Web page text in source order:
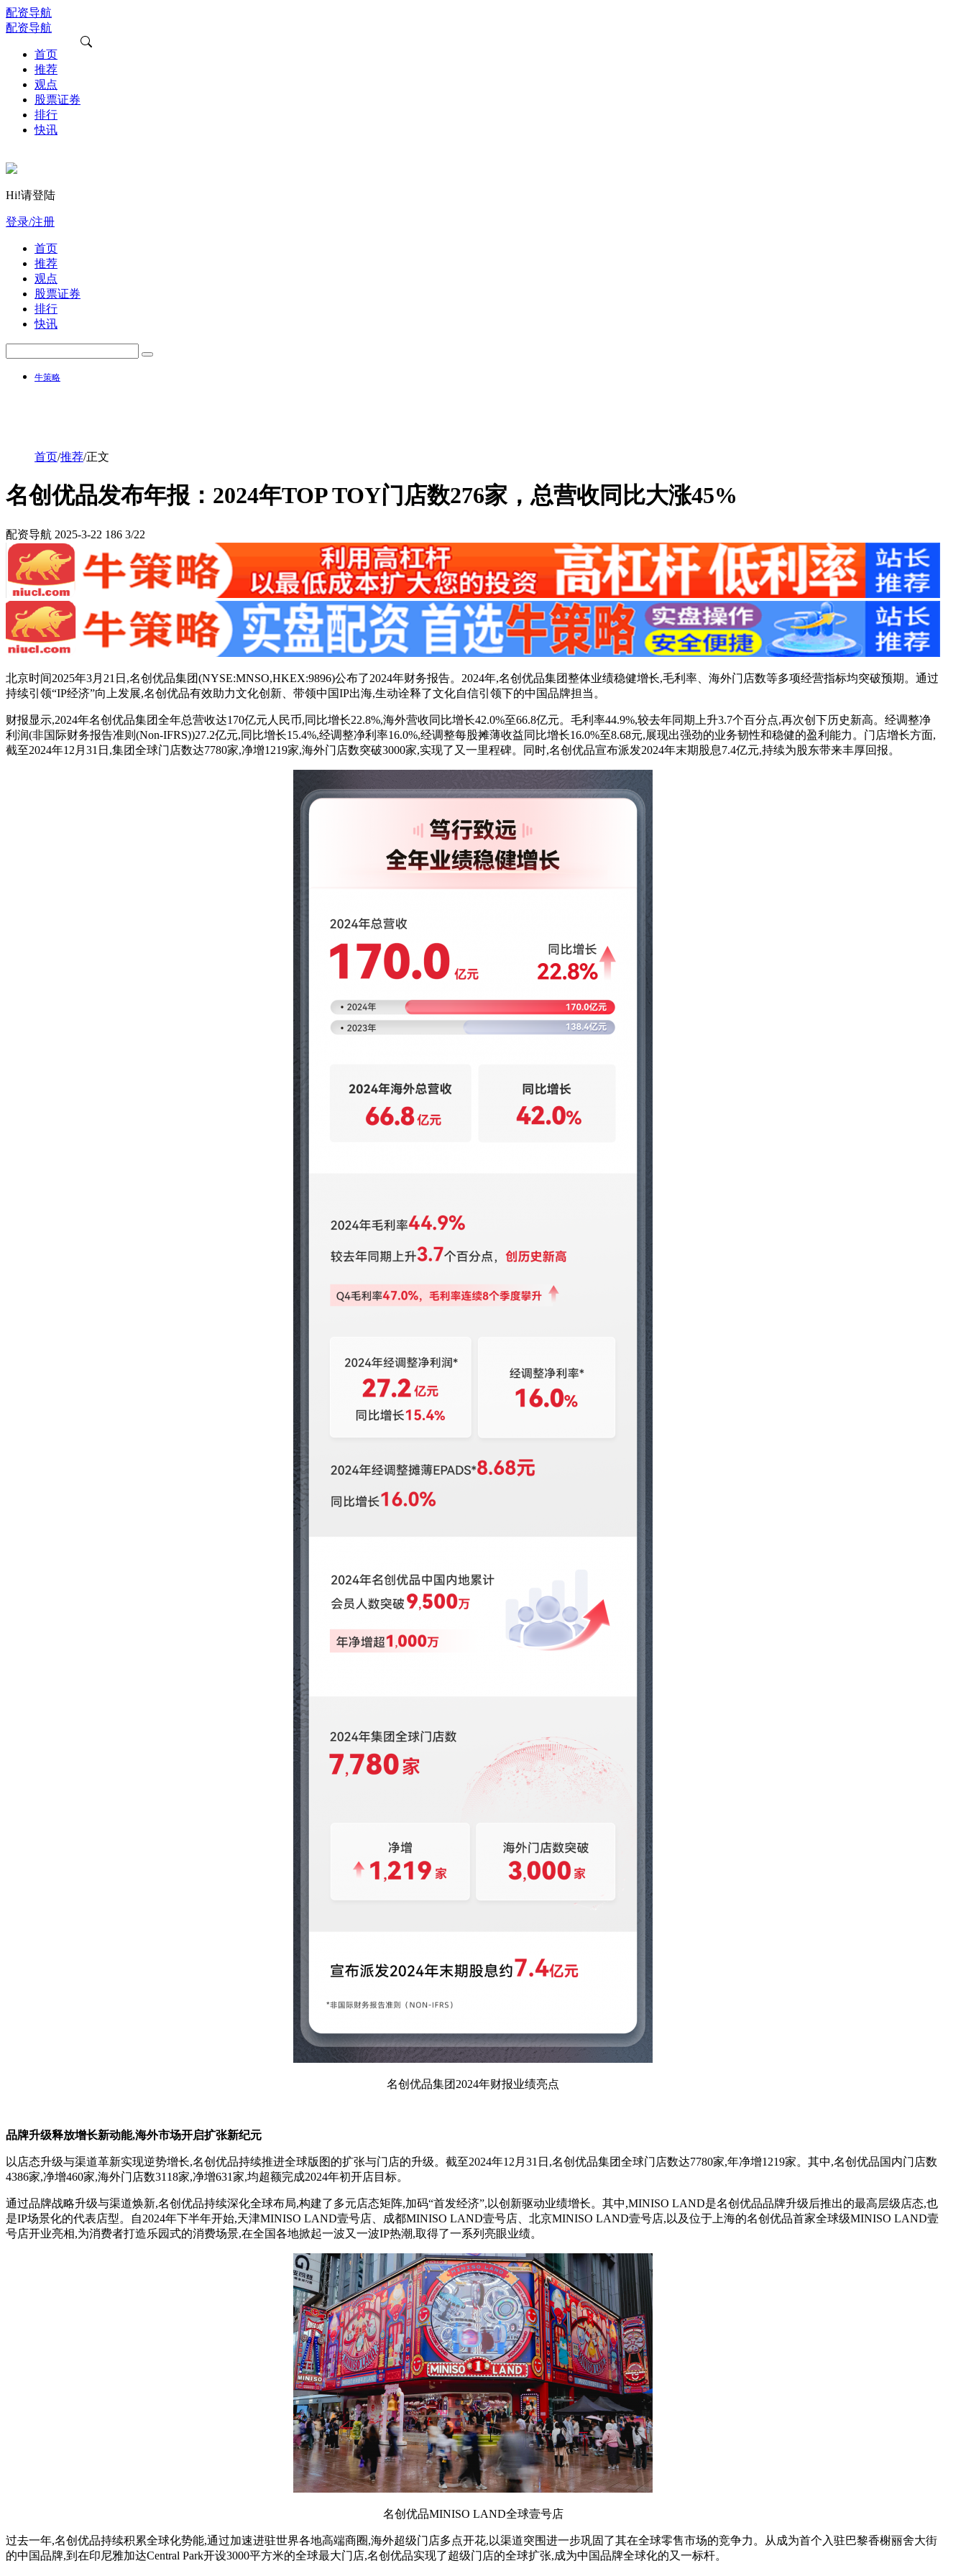
配资导航
配资导航
首页
推荐
观点
股票证券
排行
快讯
Hi!请登陆
登录/注册
首页
推荐
观点
股票证券
排行
快讯
牛策略
首页/推荐/正文
名创优品发布年报：2024年TOP TOY门店数276家，总营收同比大涨45%
配资导航 2025-3-22 186 3/22
北京时间2025年3月21日,名创优品集团(NYSE:MNSO,HKEX:9896)公布了2024年财务报告。2024年,名创优品集团整体业绩稳健增长,毛利率、海外门店数等多项经营指标均突破预期。通过
持续引领“IP经济”向上发展,名创优品有效助力文化创新、带领中国IP出海,生动诠释了文化自信引领下的中国品牌担当。
财报显示,2024年名创优品集团全年总营收达170亿元人民币,同比增长22.8%,海外营收同比增长42.0%至66.8亿元。毛利率44.9%,较去年同期上升3.7个百分点,再次创下历史新高。经调整净
利润(非国际财务报告准则(Non-IFRS))27.2亿元,同比增长15.4%,经调整净利率16.0%,经调整每股摊薄收益同比增长16.0%至8.68元,展现出强劲的业务韧性和稳健的盈利能力。门店增长方面,
截至2024年12月31日,集团全球门店数达7780家,净增1219家,海外门店数突破3000家,实现了又一里程碑。同时,名创优品宣布派发2024年末期股息7.4亿元,持续为股东带来丰厚回报。
名创优品集团2024年财报业绩亮点
品牌升级释放增长新动能,海外市场开启扩张新纪元
以店态升级与渠道革新实现逆势增长,名创优品持续推进全球版图的扩张与门店的升级。截至2024年12月31日,名创优品集团全球门店数达7780家,年净增1219家。其中,名创优品国内门店数
4386家,净增460家,海外门店数3118家,净增631家,均超额完成2024年初开店目标。
通过品牌战略升级与渠道焕新,名创优品持续深化全球布局,构建了多元店态矩阵,加码“首发经济”,以创新驱动业绩增长。其中,MINISO LAND是名创优品品牌升级后推出的最高层级店态,也
是IP场景化的代表店型。自2024年下半年开始,天津MINISO LAND壹号店、成都MINISO LAND壹号店、北京MINISO LAND壹号店,以及位于上海的名创优品首家全球级MINISO LAND壹
号店开业亮相,为消费者打造乐园式的消费场景,在全国各地掀起一波又一波IP热潮,取得了一系列亮眼业绩。
名创优品MINISO LAND全球壹号店
过去一年,名创优品持续积累全球化势能,通过加速进驻世界各地高端商圈,海外超级门店多点开花,以渠道突围进一步巩固了其在全球零售市场的竞争力。从成为首个入驻巴黎香榭丽舍大街
的中国品牌,到在印尼雅加达Central Park开设3000平方米的全球最大门店,名创优品实现了超级门店的全球扩张,成为中国品牌全球化的又一标杆。